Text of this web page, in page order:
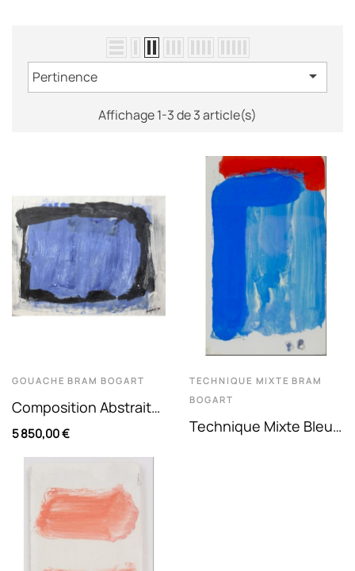
Pertinence 
Affichage 1-3 de 3 article(s)
GOUACHE BRAM BOGART
Composition Abstraite.
Gouache Sur Papier.
Signée Et Datée 1990
5 850,00 €
TECHNIQUE MIXTE BRAM
BOGART
Technique Mixte Bleu